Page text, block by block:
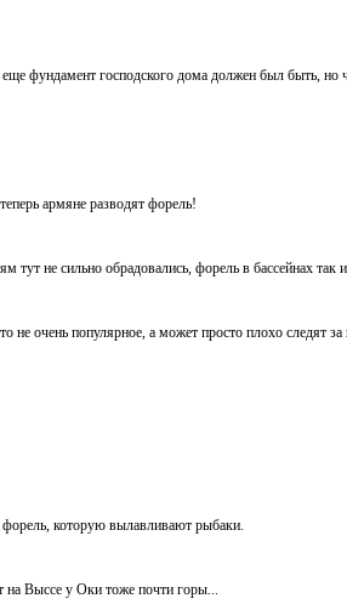
фундамент господского дома должен был быть, но
армяне разводят форель!
тут не сильно обрадовались, форель в бассейнах так
не очень популярное, а может просто плохо следят
которую вылавливают рыбаки.
Выссе у Оки тоже почти горы...